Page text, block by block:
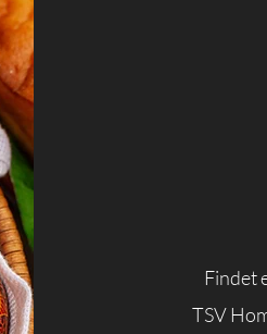
Findet
TSV